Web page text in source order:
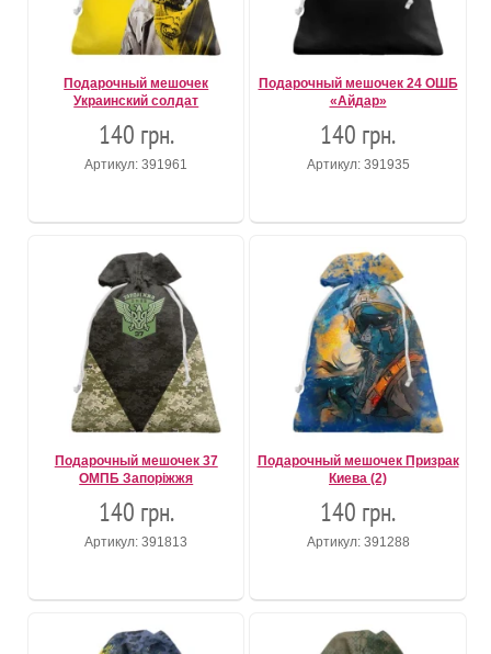
Подарочный мешочек
Украинский солдат
140 грн.
Артикул: 391961
Подарочный мешочек 24 ОШБ
«Айдар»
140 грн.
Артикул: 391935
Подарочный мешочек 37
ОМПБ Запоріжжя
140 грн.
Артикул: 391813
Подарочный мешочек Призрак
Киева (2)
140 грн.
Артикул: 391288